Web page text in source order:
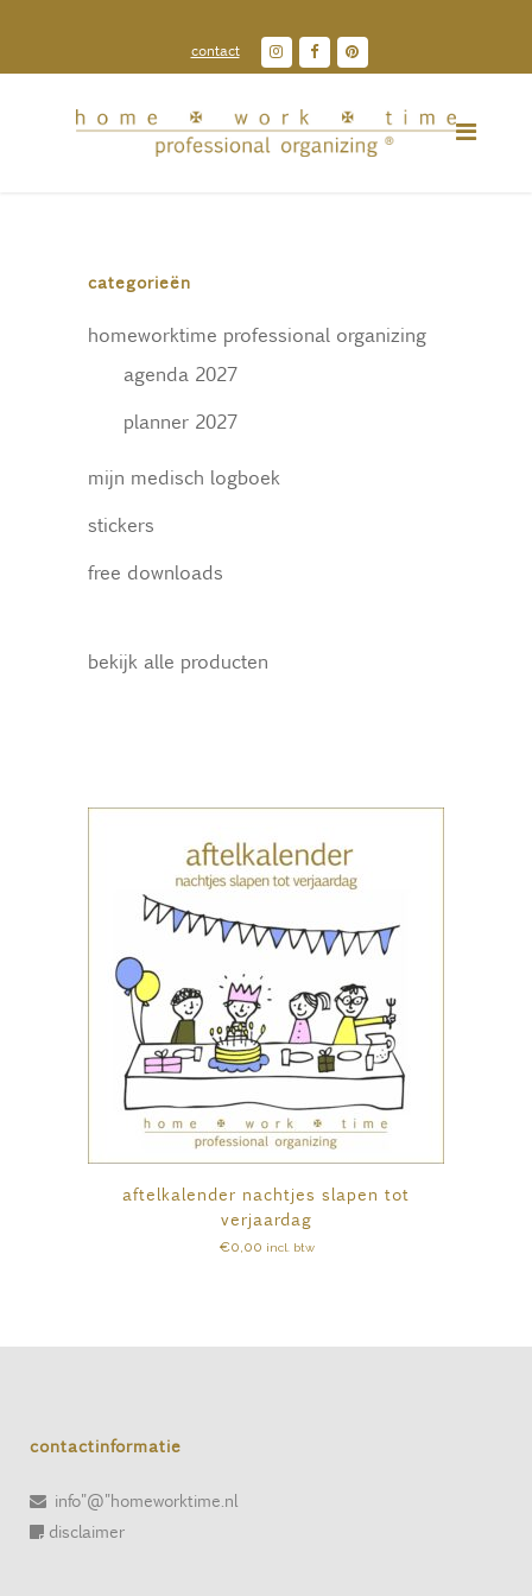
contact
categorieën
homeworktime professional organizing
agenda 2027
planner 2027
mijn medisch logboek
stickers
free downloads
bekijk alle producten
aftelkalender nachtjes slapen tot
verjaardag
€0,00 incl. btw
contactinformatie
info"@"homeworktime.nl
disclaimer